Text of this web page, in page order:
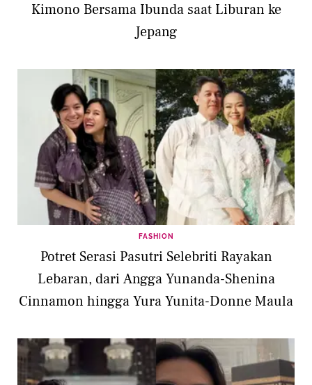
Kimono Bersama Ibunda saat Liburan ke
Jepang
FASHION
Potret Serasi Pasutri Selebriti Rayakan
Lebaran, dari Angga Yunanda-Shenina
Cinnamon hingga Yura Yunita-Donne Maula